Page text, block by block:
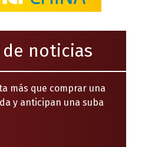
de noticias
más que comprar una
y anticipan una suba